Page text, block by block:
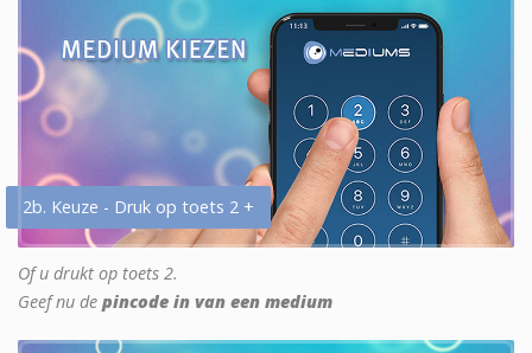
2b. Keuze - Druk op toets 2 +
Of u drukt op toets 2.
Geef nu de pincode in van een medium